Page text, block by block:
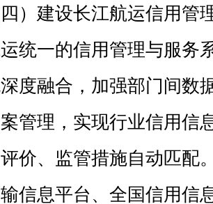
四）建设长江航运信用管
统一的信用管理与服务
度融合，加强部门间数
管理，实现行业信用信
价、监管措施自动匹配
信息平台、全国信用信